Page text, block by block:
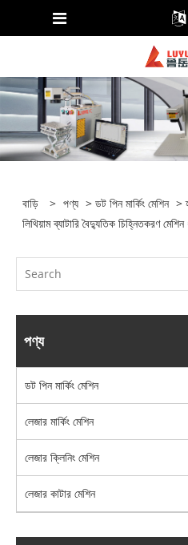
বাড়ি > পণ্য >ডট পিন মার্কিং মেশিন >
লিথিয়াম ব্যাটারি বৈদ্যুতিক চিহ্নিতকরণ
পণ্য
ডট পিন মার্কিং মেশিন
লেজার মার্কিং মেশিন
লেজার ক্লিনিং মেশিন
লেজার কাটার মেশিন